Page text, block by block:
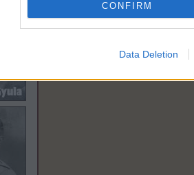
CONFIRM
Data Deletion